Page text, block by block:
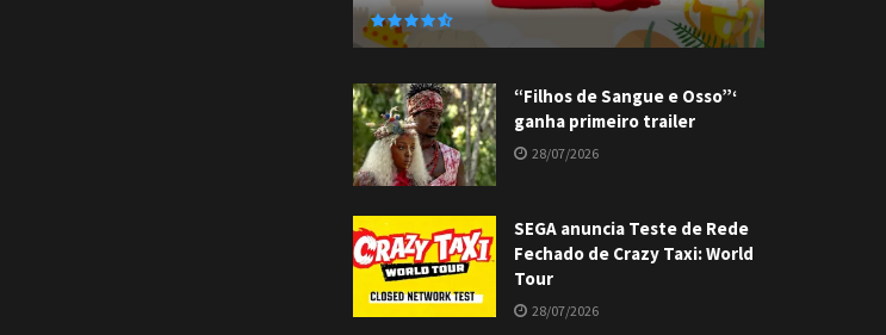
“Filhos de Sangue e Osso”‘
ganha primeiro trailer
28/07/2026
SEGA anuncia Teste de Rede
Fechado de Crazy Taxi: World
Tour
28/07/2026